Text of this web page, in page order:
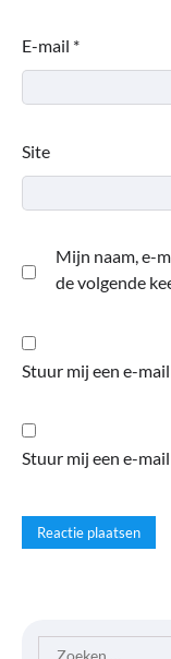
E-mail *
Site
Mijn naam, e-
de volgende
Stuur mij een e-
Stuur mij een e-
Zoeken